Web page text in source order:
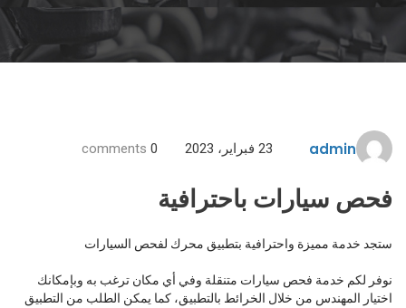
admin 23 فبراير، 2023 0
فحص سيارات باحترافية
ستجد خدمة مميزة واحترافية بتطبيق محرك لفحص السيارات
نوفر لكم خدمة فحص سيارات متنقلة وفي أي مكان ترغب به وبإمكانك
اختيار المهندس من خلال الخرائط بالتطبيق، كما يمكن الطلب من التطبيق